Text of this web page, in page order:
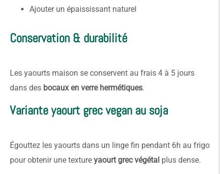
Ajouter un épaississant naturel
Conservation & durabilité
Les yaourts maison se conservent au frais 4 à 5 jours
dans des bocaux en verre hermétiques.
Variante yaourt grec vegan au soja
Égouttez les yaourts dans un linge fin pendant 6h au frigo
pour obtenir une texture yaourt grec végétal plus dense.